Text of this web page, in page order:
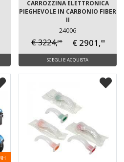
CARROZZINA ELETTRONICA
PIEGHEVOLE IN CARBONIO FIBER
II
24006
€ 3224,00 € 2901,60
SCEGLI E ACQUISTA